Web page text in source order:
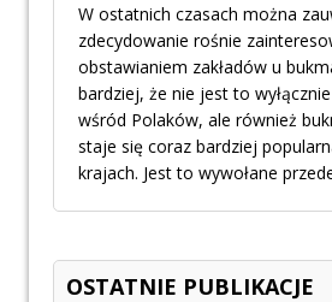
W ostatnich czasach można
zdecydowanie rośnie
obstawianiem zakładów u
bardziej, że nie jest to
wśród Polaków, ale również
staje się coraz bardziej
krajach. Jest to wywołane
OSTATNIE PUBLIKACJE